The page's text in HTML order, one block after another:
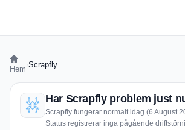
Hem Scrapfly
Har Scrapfly problem just
Scrapfly fungerar normalt idag (6 August
Status registrerar inga pågående